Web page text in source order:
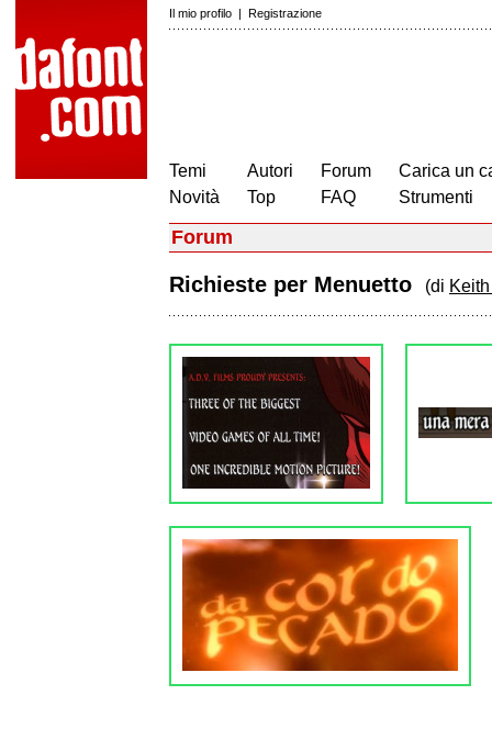
Il mio profilo | Registrazione
Temi
Novità
Autori
Top
Forum
FAQ
Carica un
Strumenti
Forum
Richieste per Menuetto (di